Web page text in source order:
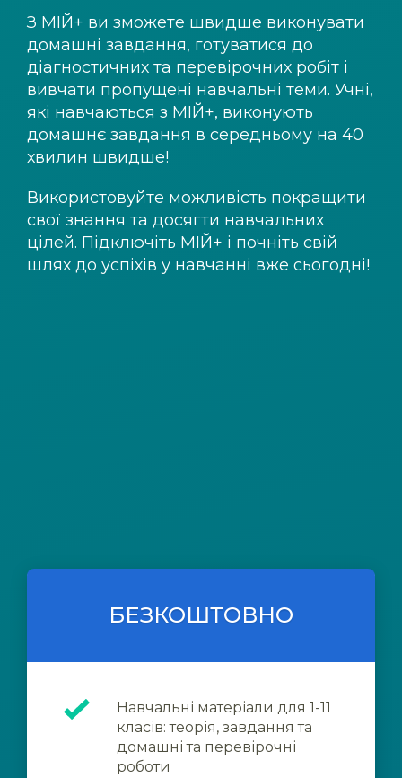
З МІЙ+ ви зможете швидше виконувати
домашні завдання, готуватися до
діагностичних та перевірочних робіт і
вивчати пропущені навчальні теми. Учні,
які навчаються з МІЙ+, виконують
домашнє завдання в середньому на 40
хвилин швидше!
Використовуйте можливість покращити
свої знання та досягти навчальних
цілей. Підключіть МІЙ+ і почніть свій
шлях до успіхів у навчанні вже сьогодні!
БЕЗКОШТОВНО
Навчальні матеріали для 1-11
класів: теорія, завдання та
домашні та перевірочні
роботи